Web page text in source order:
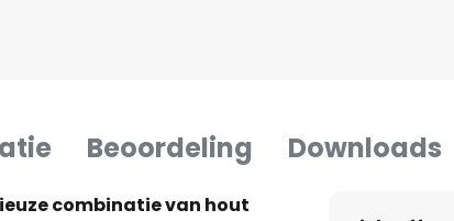
Beoordeling Downloads
combinatie van hout